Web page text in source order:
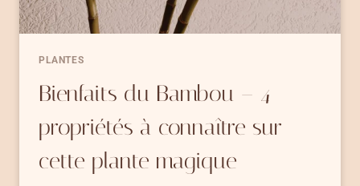
PLANTES
Bienfaits du Bambou – 4
propriétés à connaître sur
cette plante magique